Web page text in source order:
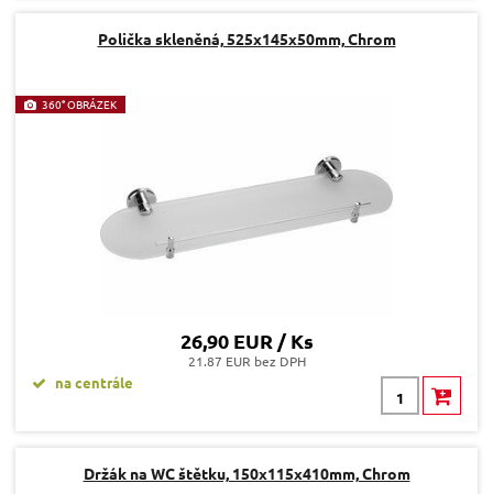
Polička skleněná, 525x145x50mm, Chrom
360° OBRÁZEK
26,90 EUR / Ks
21.87 EUR bez DPH
na centrále
Držák na WC štětku, 150x115x410mm, Chrom